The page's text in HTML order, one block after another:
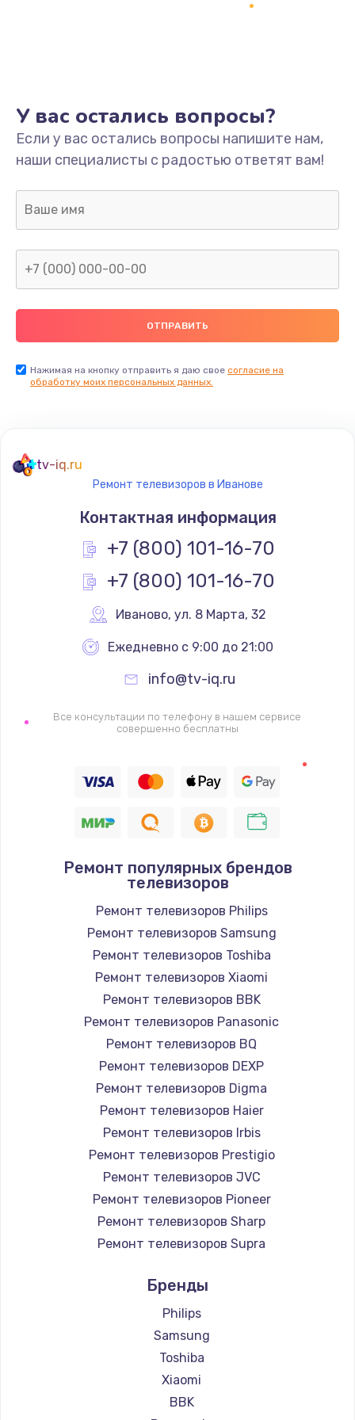
Не включается
1400 руб.
Заказать
Нет звука
800 руб.
Не видит флешку
400 руб.
Заказать
900 руб.
Заказать
900 руб.
Заказать
Не работает
1400 руб.
Восстановление цепи питания, пайка
Заказать
Программный ремонт/прошивка
Замена Bluetooth/Wi-Fi модуля
Заказать
Замена картридера
890 руб.
Заказать
Замена микросхемы NFC
1100 руб.
Заказать
Замена шим-контроллера
Заказать
Настройка Wi-Fi
1030 руб.
Заказать
У вас остались вопросы?
Если у вас остались вопросы напишите нам,
наши специалисты с радостью ответят вам!
Нажимая на кнопку отправить я даю свое согласие на
обработку моих персональных данных.
tv-iq.ru
Ремонт телевизоров в Иванове
Контактная информация
+7 (800) 101-16-70
+7 (800) 101-16-70
Иваново, ул. 8 Марта, 32
Ежедневно с 9:00 до 21:00
info@tv-iq.ru
Все консультации по телефону в нашем сервисе
совершенно бесплатны
Ремонт популярных брендов
телевизоров
Ремонт телевизоров Philips
Ремонт телевизоров Samsung
Ремонт телевизоров Toshiba
Ремонт телевизоров Xiaomi
Ремонт телевизоров BBK
Ремонт телевизоров Panasonic
Ремонт телевизоров BQ
Ремонт телевизоров DEXP
Ремонт телевизоров Digma
Ремонт телевизоров Haier
Ремонт телевизоров Irbis
Ремонт телевизоров Prestigio
Ремонт телевизоров JVC
Ремонт телевизоров Pioneer
Ремонт телевизоров Sharp
Ремонт телевизоров Supra
Ремонт телевизоров Hisense
Ремонт телевизоров Daewoo
Ремонт телевизоров Centek
Ремонт телевизоров Telefunken
Ремонт телевизоров Hyundai
Ремонт телевизоров Doffler
Бренды
Philips
Samsung
Toshiba
Xiaomi
BBK